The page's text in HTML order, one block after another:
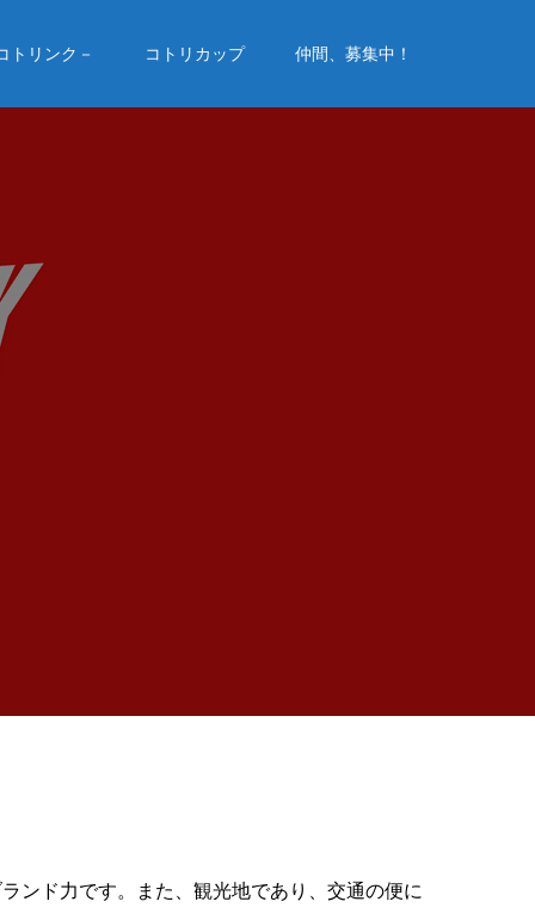
リンク－ コトリカップ 仲間、募集中！
ンド力です。また、観光地であり、交通の便に